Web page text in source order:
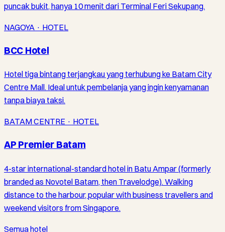
puncak bukit, hanya 10 menit dari Terminal Feri Sekupang.
NAGOYA · HOTEL
BCC Hotel
Hotel tiga bintang terjangkau yang terhubung ke Batam City
Centre Mall. Ideal untuk pembelanja yang ingin kenyamanan
tanpa biaya taksi.
BATAM CENTRE · HOTEL
AP Premier Batam
4-star international-standard hotel in Batu Ampar (formerly
branded as Novotel Batam, then Travelodge). Walking
distance to the harbour, popular with business travellers and
weekend visitors from Singapore.
Semua hotel